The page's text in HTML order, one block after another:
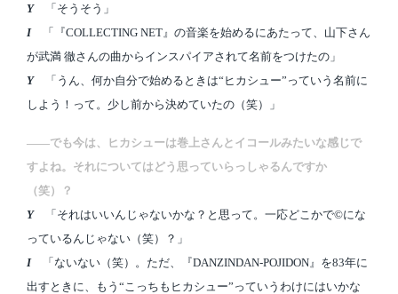
Y「そうそう」
I「『COLLECTING NET』の音楽を始めるにあたって、山下さん
が武満 徹さんの曲からインスパイアされて名前をつけたの」
Y「うん、何か自分で始めるときは“ヒカシュー”っていう名前に
しよう！って。少し前から決めていたの（笑）」
――でも今は、ヒカシューは巻上さんとイコールみたいな感じで
すよね。それについてはどう思っていらっしゃるんですか
（笑）？
Y「それはいいんじゃないかな？と思って。一応どこかで©にな
っているんじゃない（笑）？」
I「ないない（笑）。ただ、『DANZINDAN-POJIDON』を83年に
出すときに、もう“こっちもヒカシュー”っていうわけにはいかな